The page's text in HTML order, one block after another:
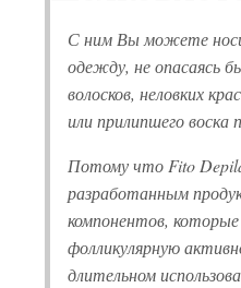
С ним Вы можете
одежду, не опасаясь
волосков, неловких
или прилипшего воска
Потому что Fito
разработанным
компонентов,
фолликулярную
длительном